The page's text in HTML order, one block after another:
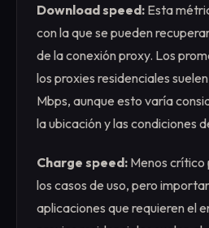
Download speed: Esta
con la que se pueden
de la conexión proxy. Los
los proxies residenciales
Mbps, aunque esto varía
la ubicación y las condiciones
Charge speed: Menos crítico
los casos de uso, pero
aplicaciones que requieren el